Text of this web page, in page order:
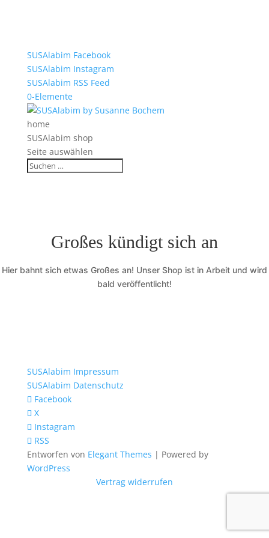
SUSAlabim Facebook
SUSAlabim Instagram
SUSAlabim RSS Feed
0-Elemente
home
SUSAlabim shop
Seite auswählen
Großes kündigt sich an
Hier bahnt sich etwas Großes an! Unser Shop ist in Arbeit und wird
bald veröffentlicht!
SUSAlabim Impressum
SUSAlabim Datenschutz
Facebook
X
Instagram
RSS
Entworfen von Elegant Themes | Powered by
WordPress
Vertrag widerrufen